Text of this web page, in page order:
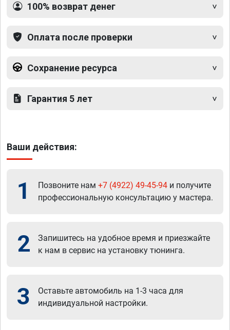
100% возврат денег
Оплата после проверки
Сохранение ресурса
Гарантия 5 лет
Ваши действия:
1 Позвоните нам +7 (4922) 49-45-94 и получите
профессиональную консультацию у мастера.
2
Запишитесь на удобное время и приезжайте
к нам в сервис на установку тюнинга.
3
Оставьте автомобиль на 1-3 часа для
индивидуальной настройки.